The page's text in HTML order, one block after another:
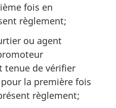
fois en
règlement;
ou agent
tenue de vérifier
la première fois
règlement;